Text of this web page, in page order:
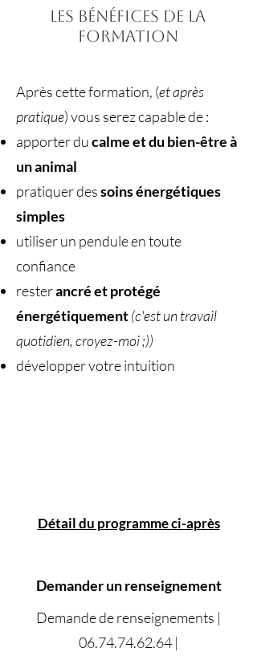
Les bénéfices de la
formation
Après cette formation, (et après
pratique) vous serez capable de :
apporter ducalme et du bien-être à
un animal
pratiquer dessoins énergétiques
simples
utiliser un pendule en toute
confiance
resterancré et protégé
énergétiquement(c'est un travail
quotidien, croyez-moi ;))
développer votre intuition
Détail du programme ci-après
Demander un renseignement
Demande de renseignements |
06.74.74.62.64 |